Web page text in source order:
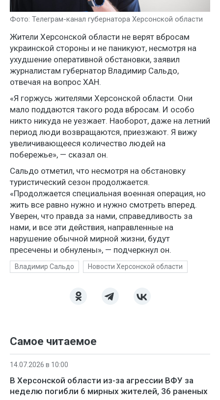
Фото: Телеграм-канал губернатора Херсонской области
Жители Херсонской области не верят вбросам
украинской стороны и не паникуют, несмотря на
ухудшение оперативной обстановки, заявил
журналистам губернатор Владимир Сальдо,
отвечая на вопрос ХАН.
«Я горжусь жителями Херсонской области. Они
мало поддаются такого рода вбросам. И особо
никто никуда не уезжает. Наоборот, даже на летний
период люди возвращаются, приезжают. Я вижу
увеличивающееся количество людей на
побережье», — сказал он.
Сальдо отметил, что несмотря на обстановку
туристический сезон продолжается.
«Продолжается специальная военная операция, но
жить все равно нужно и нужно смотреть вперед.
Уверен, что правда за нами, справедливость за
нами, и все эти действия, направленные на
нарушение обычной мирной жизни, будут
пресечены и обнулены», — подчеркнул он.
Владимир Сальдо Новости Херсонской области
Самое читаемое
14.07.2026 в 10:00
В Херсонской области из-за агрессии ВФУ за
неделю погибли 6 мирных жителей, 36 раненых